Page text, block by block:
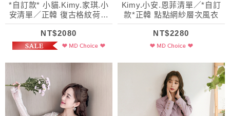
*自訂款* 小貓.Kimy.家琪.小
安清單／正韓 復古格紋荷葉
層次拼紗外套
NT$2080
Kimy.小安.恩菲清單／*自訂
款*正韓 點點網紗層次風衣
NT$2280